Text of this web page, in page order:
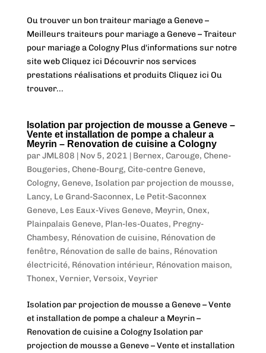
Ou trouver un bon traiteur mariage a Geneve –
Meilleurs traiteurs pour mariage a Geneve – Traiteur
pour mariage a Cologny Plus d'informations sur notre
site web Cliquez ici Découvrir nos services
prestations réalisations et produits Cliquez ici Ou
trouver...
Isolation par projection de mousse a Geneve –
Vente et installation de pompe a chaleur a
Meyrin – Renovation de cuisine a Cologny
parJML808 | Nov 5, 2021 | Bernex, Carouge, Chene-
Bougeries, Chene-Bourg, Cite-centre Geneve,
Cologny, Geneve, Isolation par projection de mousse,
Lancy, Le Grand-Saconnex, Le Petit-Saconnex
Geneve, Les Eaux-Vives Geneve, Meyrin, Onex,
Plainpalais Geneve, Plan-les-Ouates, Pregny-
Chambesy, Rénovation de cuisine, Rénovation de
fenêtre, Rénovation de salle de bains, Rénovation
électricité, Rénovation intérieur, Rénovation maison,
Thonex, Vernier, Versoix, Veyrier
Isolation par projection de mousse a Geneve – Vente
et installation de pompe a chaleur a Meyrin –
Renovation de cuisine a Cologny Isolation par
projection de mousse a Geneve – Vente et installation